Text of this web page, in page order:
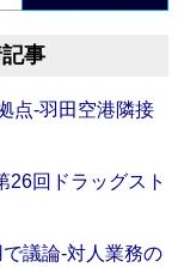
事
点‐羽田空港隣接
26回ドラッグスト
議論‐対人業務の